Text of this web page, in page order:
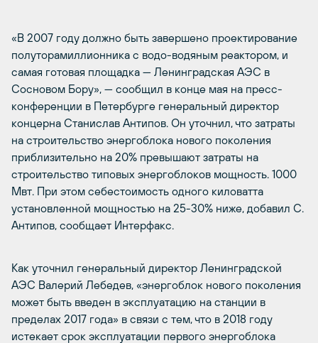
«В 2007 году должно быть завершено проектирование
полуторамиллионника с водо-водяным реактором, и
самая готовая площадка — Ленинградская АЭС в
Сосновом Бору», — сообщил в конце мая на пресс-
конференции в Петербурге генеральный директор
концерна Станислав Антипов. Он уточнил, что затраты
на строительство энергоблока нового поколения
приблизительно на 20% превышают затраты на
строительство типовых энергоблоков мощность. 1000
Мвт. При этом себестоимость одного киловатта
установленной мощностью на 25-30% ниже, добавил С.
Антипов, сообщает Интерфакс.
Как уточнил генеральный директор Ленинградской
АЭС Валерий Лебедев, «энергоблок нового поколения
может быть введен в эксплуатацию на станции в
пределах 2017 года» в связи с тем, что в 2018 году
истекает срок эксплуатации первого энергоблока